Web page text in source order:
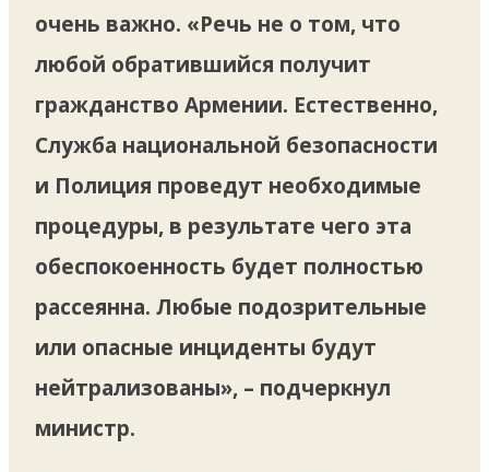
очень важно. «Речь не о том, что
любой обратившийся получит
гражданство Армении. Естественно,
Служба национальной безопасности
и Полиция проведут необходимые
процедуры, в результате чего эта
обеспокоенность будет полностью
рассеянна. Любые подозрительные
или опасные инциденты будут
нейтрализованы», – подчеркнул
министр.